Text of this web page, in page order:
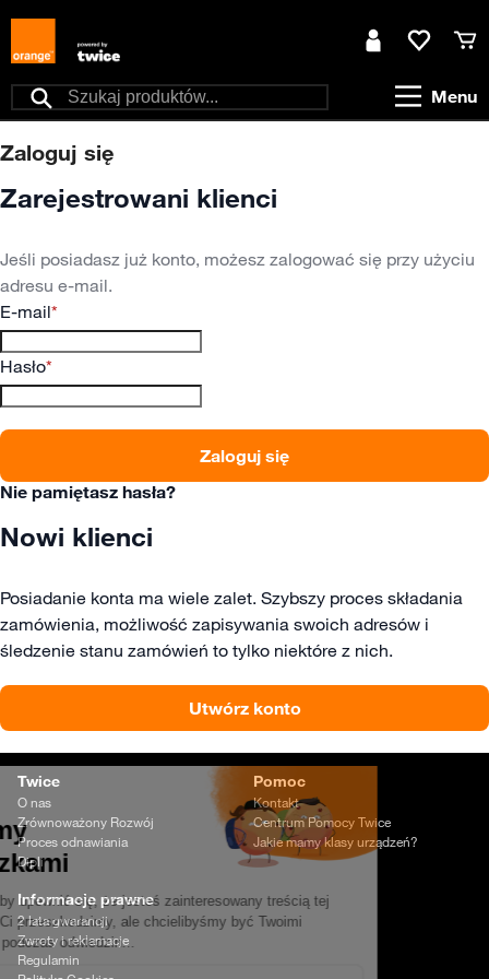
Przejdź do treści
Menu
Szukaj
Moje kontoUlubione
Zaloguj się
Zarejestrowani klienci
Jeśli posiadasz już konto, możesz zalogować się przy użyciu
adresu e-mail.
E-mail
Hasło
Zaloguj się
Nie pamiętasz hasła?
Nowi klienci
Posiadanie konta ma wiele zalet. Szybszy proces składania
zamówienia, możliwość zapisywania swoich adresów i
śledzenie stanu zamówień to tylko niektóre z nich.
Utwórz konto
Twice
O nas
Zrównoważony Rozwój
Proces odnawiania
Dipli
Pomoc
Kontakt
Centrum Pomocy Twice
Jakie mamy klasy urządzeń?
Informacje prawne
2 lata gwarancji
Zwroty i reklamacje
Regulamin